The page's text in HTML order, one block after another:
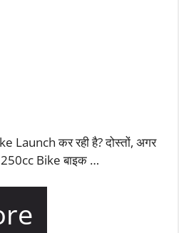
Launch कर रही है? दोस्तों, अगर
250cc Bike बाइक …